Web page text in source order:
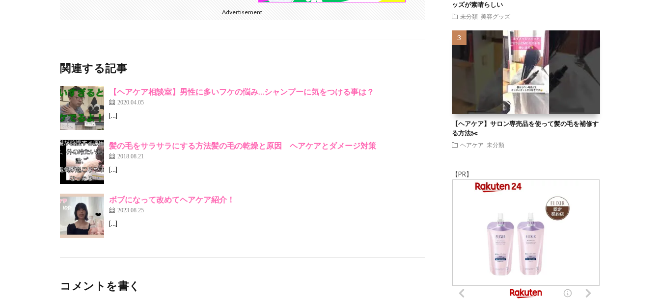
Advertisement
関連する記事
【ヘアケア相談室】男性に多いフケの悩み…シャンプーに気をつける事は？
2020.04.05
[…]
髪の毛をサラサラにする方法髪の毛の乾燥と原因 ヘアケアとダメージ対策
2018.08.21
[…]
ボブになって改めてヘアケア紹介！
2023.08.25
[…]
コメントを書く
ッズが素晴らしい
未分類 美容グッズ
【ヘアケア】サロン専売品を使って髪の毛を補修す
る方法✂️
ヘアケア 未分類
【PR】